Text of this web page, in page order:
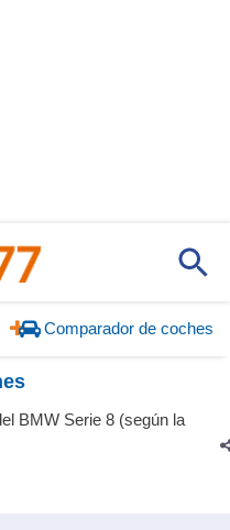
Comparador de coches
BMW Serie 8 (según la